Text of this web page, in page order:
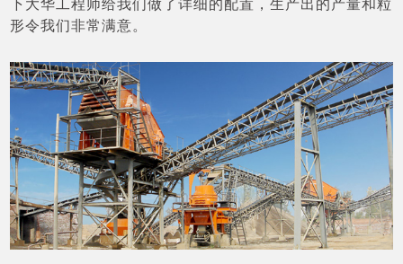
下大华工程师给我们做了详细的配置，生产出的产量和粒
形令我们非常满意。